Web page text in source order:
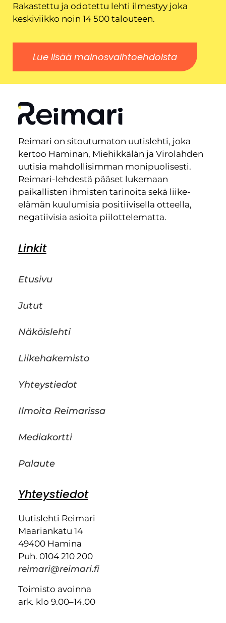
Rakastettu ja odotettu lehti ilmestyy joka
keskiviikko noin 14 500 talouteen.
Lue lisää mainosvaihtoehdoista
Reimari on sitoutumaton uutislehti, joka
kertoo Haminan, Miehikkälän ja Virolahden
uutisia mahdollisimman monipuolisesti.
Reimari-lehdestä pääset lukemaan
paikallisten ihmisten tarinoita sekä liike-
elämän kuulumisia positiivisella otteella,
negatiivisia asioita piilottelematta.
Linkit
Etusivu
Jutut
Näköislehti
Liikehakemisto
Yhteystiedot
Ilmoita Reimarissa
Mediakortti
Palaute
Yhteystiedot
Uutislehti Reimari
Maariankatu 14
49400 Hamina
Puh. 0104 210 200
reimari@reimari.fi
Toimisto avoinna
ark. klo 9.00–14.00